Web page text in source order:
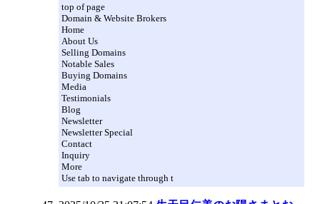
top of page
Domain & Website Brokers
Home
About Us
Selling Domains
Notable Sales
Buying Domains
Media
Testimonials
Blog
Newsletter
Newsletter Special
Contact
Inquiry
More
Use tab to navigate through t